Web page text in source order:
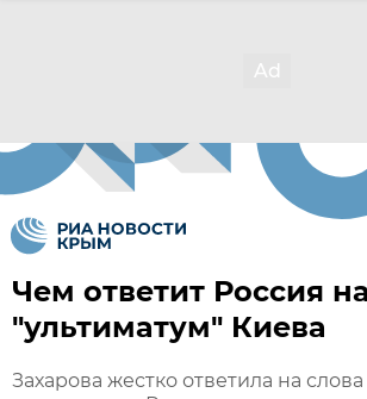
Чем ответит Россия на
"ультиматум" Киева
Захарова жестко ответила на